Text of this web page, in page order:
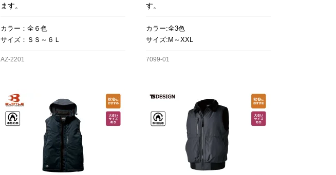
ます。
カラー：全６色
サイズ：ＳＳ～６Ｌ
AZ-2201
す。
カラー:全3色
サイズ:M～XXL
7099-01